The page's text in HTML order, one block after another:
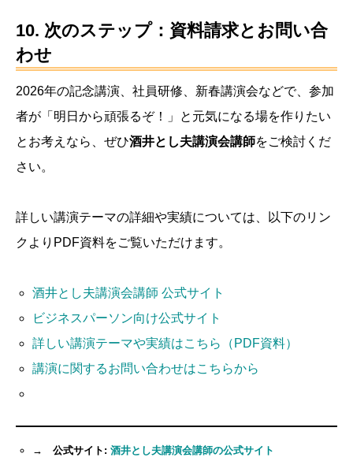
10. 次のステップ：資料請求とお問い合
わせ
2026年の記念講演、社員研修、新春講演会などで、参加
者が「明日から頑張るぞ！」と元気になる場を作りたい
とお考えなら、ぜひ酒井とし夫講演会講師をご検討くだ
さい。
詳しい講演テーマの詳細や実績については、以下のリン
クよりPDF資料をご覧いただけます。
酒井とし夫講演会講師 公式サイト
ビジネスパーソン向け公式サイト
詳しい講演テーマや実績はこちら（PDF資料）
講演に関するお問い合わせはこちらから
→ 公式サイト: 酒井とし夫講演会講師の公式サイト